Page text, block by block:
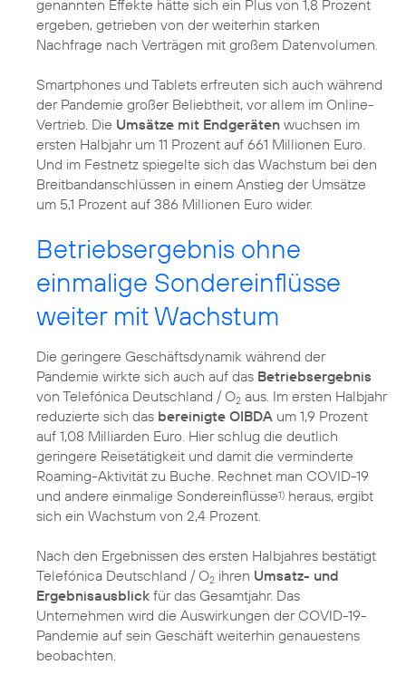
genannten Effekte hätte sich ein Plus von 1,8 Prozent
ergeben, getrieben von der weiterhin starken
Nachfrage nach Verträgen mit großem Datenvolumen.
Smartphones und Tablets erfreuten sich auch während
der Pandemie großer Beliebtheit, vor allem im Online-
Vertrieb. Die Umsätze mit Endgeräten wuchsen im
ersten Halbjahr um 11 Prozent auf 661 Millionen Euro.
Und im Festnetz spiegelte sich das Wachstum bei den
Breitbandanschlüssen in einem Anstieg der Umsätze
um 5,1 Prozent auf 386 Millionen Euro wider.
Betriebsergebnis ohne
einmalige Sondereinflüsse
weiter mit Wachstum
Die geringere Geschäftsdynamik während der
Pandemie wirkte sich auch auf das Betriebsergebnis
von Telefónica Deutschland / O2 aus. Im ersten Halbjahr
reduzierte sich das bereinigte OIBDA um 1,9 Prozent
auf 1,08 Milliarden Euro. Hier schlug die deutlich
geringere Reisetätigkeit und damit die verminderte
Roaming-Aktivität zu Buche. Rechnet man COVID-19
und andere einmalige Sondereinflüsse1) heraus, ergibt
sich ein Wachstum von 2,4 Prozent.
Nach den Ergebnissen des ersten Halbjahres bestätigt
Telefónica Deutschland / O2 ihren Umsatz- und
Ergebnisausblick für das Gesamtjahr. Das
Unternehmen wird die Auswirkungen der COVID-19-
Pandemie auf sein Geschäft weiterhin genauestens
beobachten.